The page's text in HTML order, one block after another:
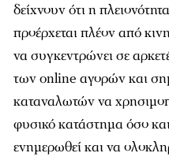
δείχνουν ότι η
προέρχεται πλέον από
να συγκεντρώνει σε
των online αγορών και
καταναλωτών να
φυσικό κατάστημα όσο
ενημερωθεί και να